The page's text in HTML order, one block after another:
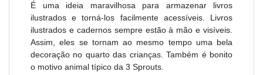
É uma ideia maravilhosa para armazenar livros
ilustrados e torná-los facilmente acessíveis. Livros
ilustrados e cadernos sempre estão à mão e visíveis.
Assim, eles se tornam ao mesmo tempo uma bela
decoração no quarto das crianças. Também é bonito
o motivo animal típico da 3 Sprouts.